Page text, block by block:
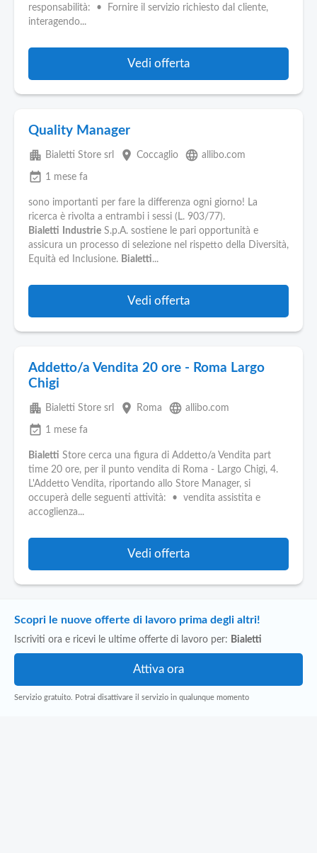
responsabilità: • Fornire il servizio richiesto dal cliente,
interagendo...
Vedi offerta
Quality Manager
apartment Bialetti Store srl place Coccaglio language allibo.com
event_available 1 mese fa
sono importanti per fare la differenza ogni giorno! La
ricerca è rivolta a entrambi i sessi (L. 903/77).
Bialetti
Industrie S.p.A. sostiene le pari opportunità e
assicura un processo di selezione nel rispetto della Diversità,
Equità ed Inclusione. Bialetti...
Vedi offerta
Addetto/a Vendita 20 ore - Roma Largo
Chigi
apartment Bialetti Store srl place Roma language allibo.com
event_available 1 mese fa
Bialetti Store cerca una figura di Addetto/a Vendita part
time 20 ore, per il punto vendita di Roma - Largo Chigi, 4.
L'Addetto Vendita, riportando allo Store Manager, si
occuperà delle seguenti attività: • vendita assistita e
accoglienza...
Vedi offerta
Scopri le nuove offerte di lavoro prima degli altri!
Iscriviti ora e ricevi le ultime offerte di lavoro per: Bialetti
Servizio gratuito. Potrai disattivare il servizio in qualunque momento